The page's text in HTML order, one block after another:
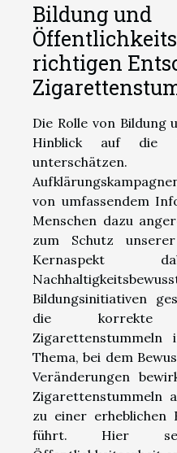
Bildung und
richtigen
Die Rolle von Bildung
Hinblick auf die
von umfassendem
Menschen dazu
zum Schutz
Bildungsinitiativen
die korrekte
Zigarettenstummeln
Thema, bei dem
Veränderungen
Zigarettenstummeln
zu einer erheblichen
führt. Hier